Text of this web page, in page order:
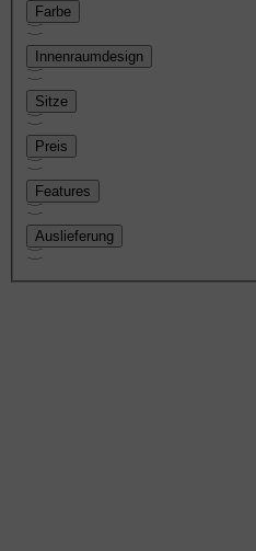
Farbe
Innenraumdesign
Sitze
Preis
Features
Auslieferung